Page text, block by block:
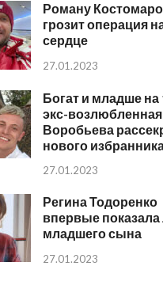
Роману
грозит операция
сердце
27.01.2023
Богат и младше на
экс-возлюбленная
Воробьева
нового избранника
27.01.2023
Регина Тодоренко
впервые
младшего сына
27.01.2023